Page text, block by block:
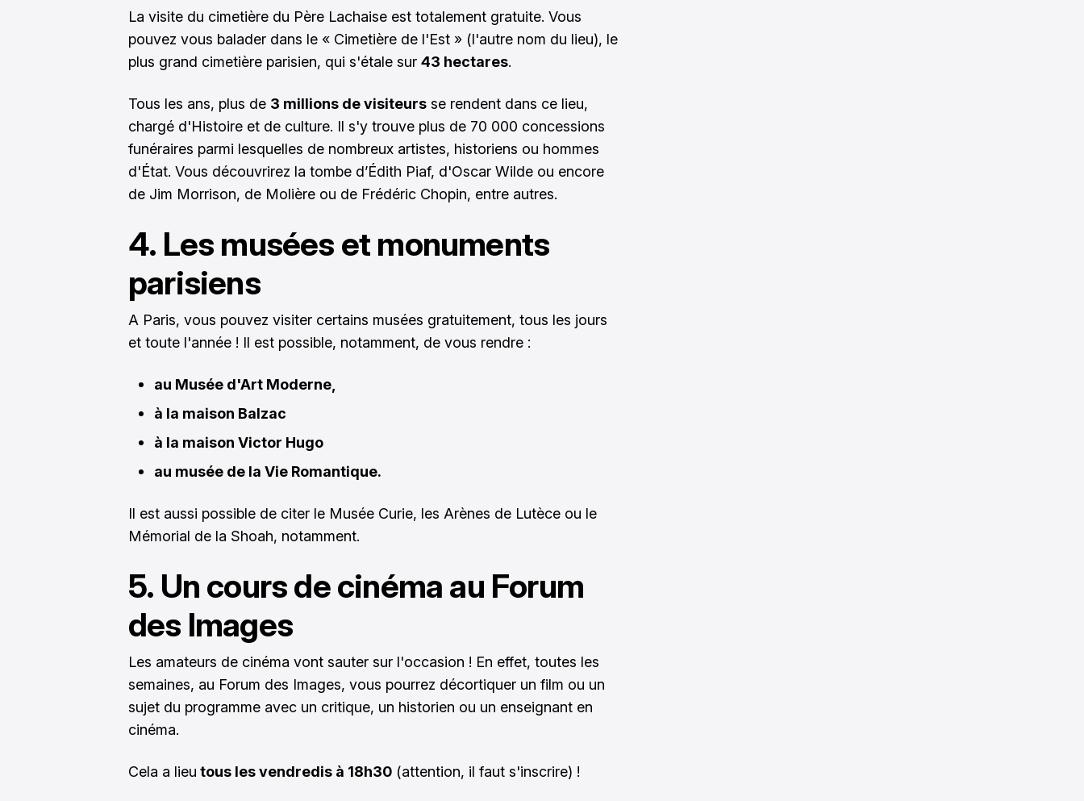
La visite du cimetière du Père Lachaise est totalement gratuite. Vous
pouvez vous balader dans le « Cimetière de l'Est » (l'autre nom du lieu), le
plus grand cimetière parisien, qui s'étale sur 43 hectares.
Tous les ans, plus de 3 millions de visiteurs se rendent dans ce lieu,
chargé d'Histoire et de culture. Il s'y trouve plus de 70 000 concessions
funéraires parmi lesquelles de nombreux artistes, historiens ou hommes
d'État. Vous découvrirez la tombe d’Édith Piaf, d'Oscar Wilde ou encore
de Jim Morrison, de Molière ou de Frédéric Chopin, entre autres.
4. Les musées et monuments
parisiens
A Paris, vous pouvez visiter certains musées gratuitement, tous les jours
et toute l'année ! Il est possible, notamment, de vous rendre :
au Musée d'Art Moderne,
à la maison Balzac
à la maison Victor Hugo
au musée de la Vie Romantique.
Il est aussi possible de citer le Musée Curie, les Arènes de Lutèce ou le
Mémorial de la Shoah, notamment.
5. Un cours de cinéma au Forum
des Images
Les amateurs de cinéma vont sauter sur l'occasion ! En effet, toutes les
semaines, au Forum des Images, vous pourrez décortiquer un film ou un
sujet du programme avec un critique, un historien ou un enseignant en
cinéma.
Cela a lieu tous les vendredis à 18h30 (attention, il faut s'inscrire) !